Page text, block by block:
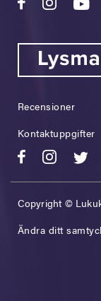
Recensioner
Kontaktuppgifter
Copyright ©
Ändra ditt